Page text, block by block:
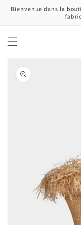
passer
contenu
Bienvenue dans la
informations
produits